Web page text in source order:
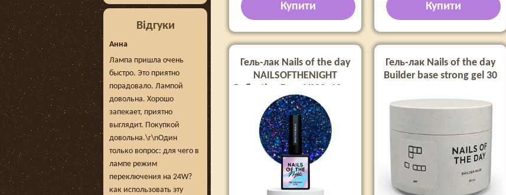
Відгуки
Анна
Лампа пришла очень
быстро. Это приятно
порадовало. Лампой
довольна. Хорошо
запекает, приятно
выглядит. Покупкой
довольна.\r\nОдин
только вопрос: для чего в
лампе режим
переключения на 24W?
как использовать эту
Купити Купити
Гель-лак Nails of the day
NAILSOFTHENIGHT
Reflective Base №02, 10 мл
Гель-лак Nails of the day
Builder base strong gel 30